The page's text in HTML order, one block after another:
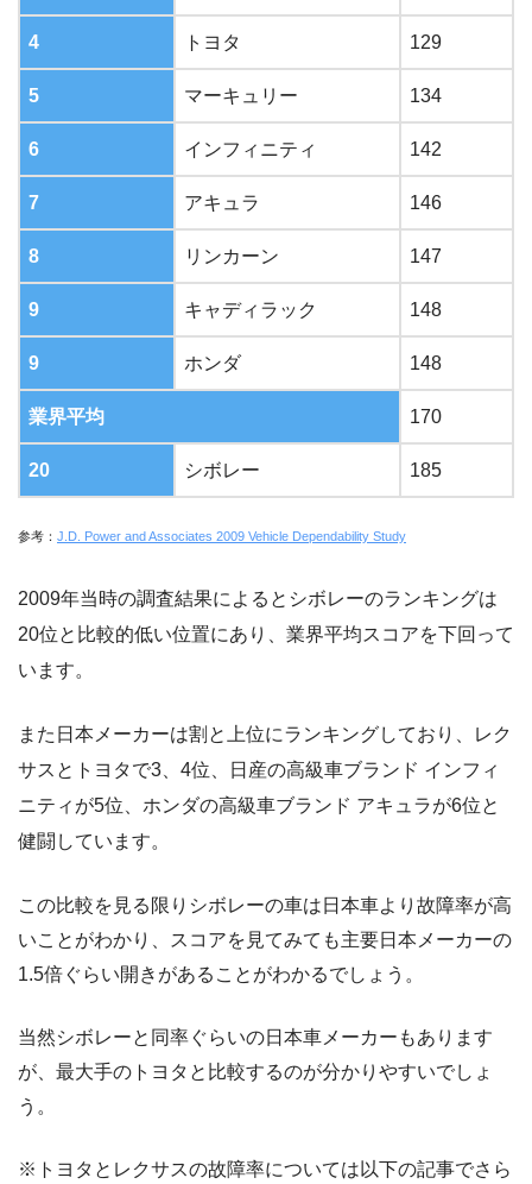
4 トヨタ 129
5 マーキュリー 134
6 インフィニティ 142
7 アキュラ 146
8 リンカーン 147
9 キャディラック 148
9 ホンダ 148
業界平均 170
20 シボレー 185
参考： J.D. Power and Associates 2009 Vehicle Dependability Study
2009年当時の調査結果によるとシボレーのランキングは
20位と比較的低い位置にあり、業界平均スコアを下回って
います。
また日本メーカーは割と上位にランキングしており、レク
サスとトヨタで3、4位、日産の高級車ブランド インフィ
ニティが5位、ホンダの高級車ブランド アキュラが6位と
健闘しています。
この比較を見る限りシボレーの車は日本車より故障率が高
いことがわかり、スコアを見てみても主要日本メーカーの
1.5倍ぐらい開きがあることがわかるでしょう。
当然シボレーと同率ぐらいの日本車メーカーもあります
が、最大手のトヨタと比較するのが分かりやすいでしょ
う。
※トヨタとレクサスの故障率については以下の記事でさら